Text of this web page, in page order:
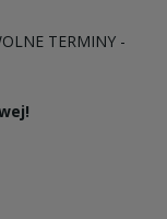
TERMINY -